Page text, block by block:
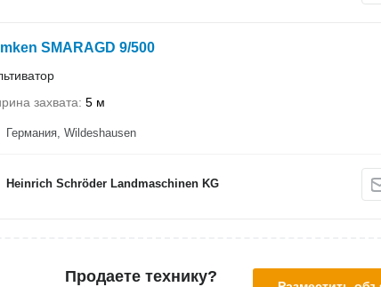
SMARAGD 9/500
захвата 5 м
Германия, Wildeshausen
Heinrich Schröder Landmaschinen KG
Продаете технику?